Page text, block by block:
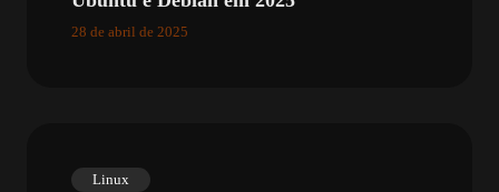
28 de abril de 2025
Linux